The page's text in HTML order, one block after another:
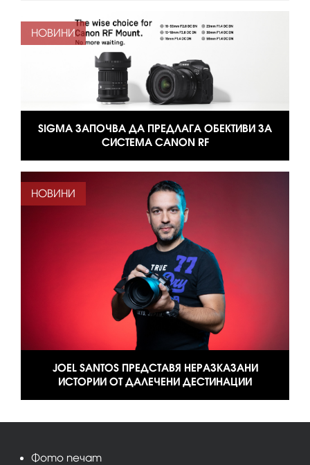
SIGMA ЗАПОЧВА ДА ПРЕДЛАГА ОБЕКТИВИ ЗА
СИСТЕМА CANON RF
НОВИНИ
JOEL SANTOS ПРЕДСТАВЯ НЕРАЗКАЗАНИ
ИСТОРИИ ОТ ДАЛЕЧЕНИ ДЕСТИНАЦИИ
НОВИНИ
Фото печат